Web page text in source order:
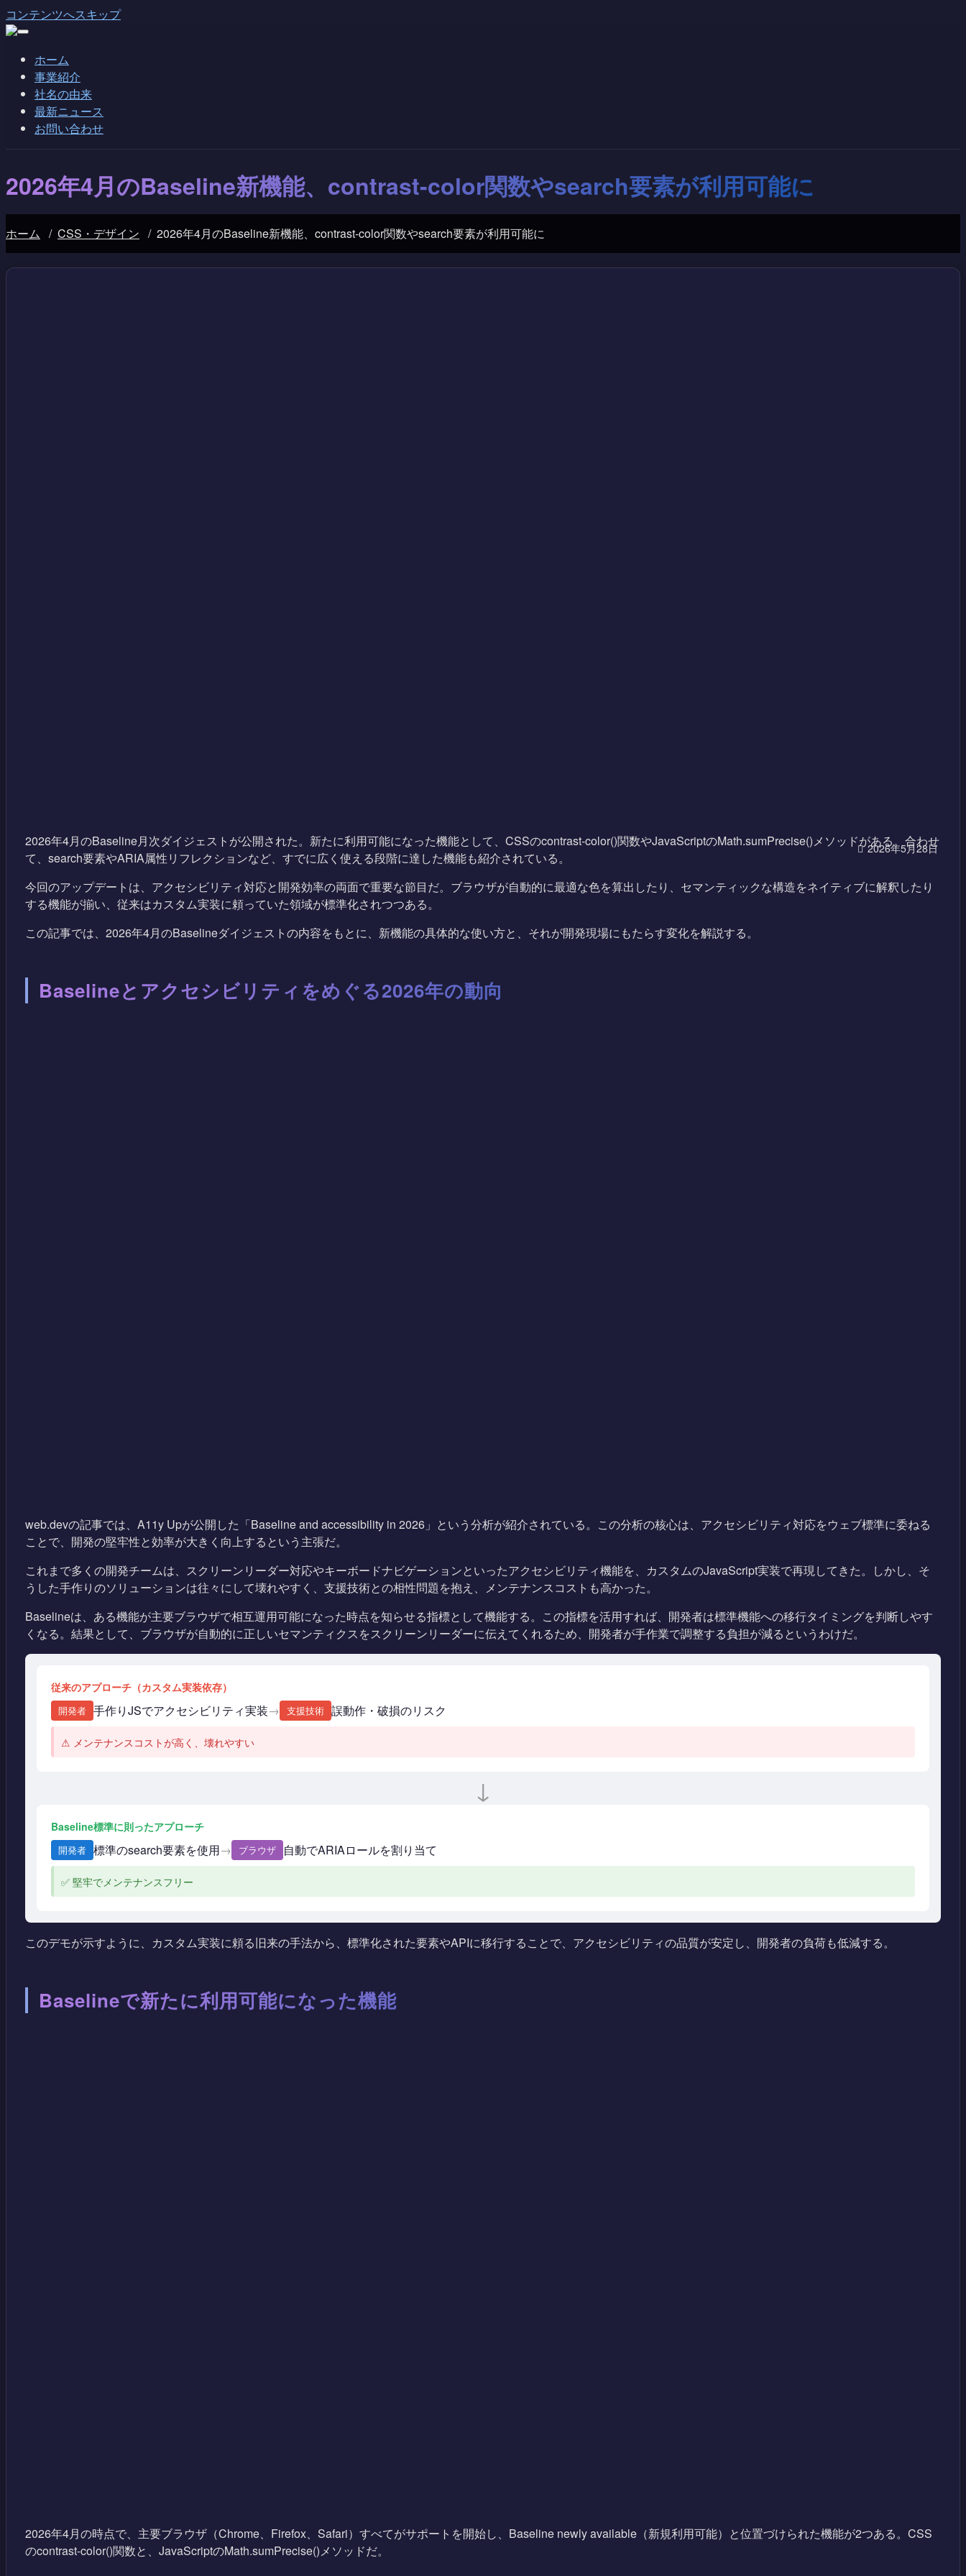
コンテンツへスキップ
ホーム
事業紹介
社名の由来
最新ニュース
お問い合わせ
2026年4月のBaseline新機能、contrast-color関数やsearch要素が利用可能に
ホーム / CSS・デザイン / 2026年4月のBaseline新機能、contrast-color関数やsearch要素が利用可能に
2026年5月28日
2026年4月のBaseline月次ダイジェストが公開された。新たに利用可能になった機能として、CSSのcontrast-color()関数やJavaScriptのMath.sumPrecise()メソッドがある。合わせ
て、search要素やARIA属性リフレクションなど、すでに広く使える段階に達した機能も紹介されている。
今回のアップデートは、アクセシビリティ対応と開発効率の両面で重要な節目だ。ブラウザが自動的に最適な色を算出したり、セマンティックな構造をネイティブに解釈したり
する機能が揃い、従来はカスタム実装に頼っていた領域が標準化されつつある。
この記事では、2026年4月のBaselineダイジェストの内容をもとに、新機能の具体的な使い方と、それが開発現場にもたらす変化を解説する。
Baselineとアクセシビリティをめぐる2026年の動向
web.devの記事では、A11y Upが公開した「Baseline and accessibility in 2026」という分析が紹介されている。この分析の核心は、アクセシビリティ対応をウェブ標準に委ねる
ことで、開発の堅牢性と効率が大きく向上するという主張だ。
これまで多くの開発チームは、スクリーンリーダー対応やキーボードナビゲーションといったアクセシビリティ機能を、カスタムのJavaScript実装で再現してきた。しかし、そ
うした手作りのソリューションは往々にして壊れやすく、支援技術との相性問題を抱え、メンテナンスコストも高かった。
Baselineは、ある機能が主要ブラウザで相互運用可能になった時点を知らせる指標として機能する。この指標を活用すれば、開発者は標準機能への移行タイミングを判断しやす
くなる。結果として、ブラウザが自動的に正しいセマンティクスをスクリーンリーダーに伝えてくれるため、開発者が手作業で調整する負担が減るというわけだ。
従来のアプローチ（カスタム実装依存）
開発者 手作りJSでアクセシビリティ実装→ 支援技術 誤動作・破損のリスク
⚠ メンテナンスコストが高く、壊れやすい
↓
Baseline標準に則ったアプローチ
開発者 標準のsearch要素を使用→ ブラウザ 自動でARIAロールを割り当て
✅ 堅牢でメンテナンスフリー
このデモが示すように、カスタム実装に頼る旧来の手法から、標準化された要素やAPIに移行することで、アクセシビリティの品質が安定し、開発者の負荷も低減する。
Baselineで新たに利用可能になった機能
2026年4月の時点で、主要ブラウザ（Chrome、Firefox、Safari）すべてがサポートを開始し、Baseline newly available（新規利用可能）と位置づけられた機能が2つある。CSS
のcontrast-color()関数と、JavaScriptのMath.sumPrecise()メソッドだ。